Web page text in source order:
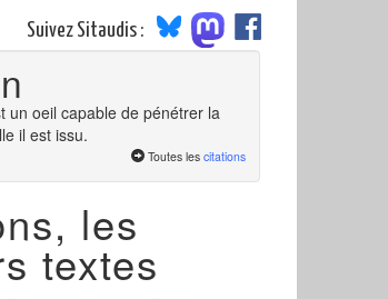
Suivez Sitaudis :
un oeil capable de pénétrer la
il est issu.
Toutes les citations
les
textes